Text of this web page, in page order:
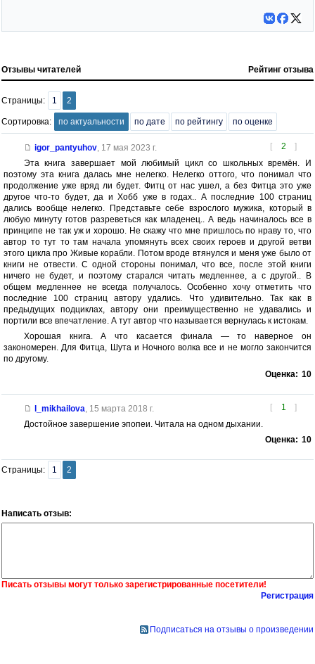
Отзывы читателей Рейтинг отзыва
Страницы: 1 2
Сортировка: по актуальности по дате по рейтингу по оценке
[ 2 ]
igor_pantyuhov, 17 мая 2023 г.
Эта книга завершает мой любимый цикл со школьных времён. И
поэтому эта книга далась мне нелегко. Нелегко оттого, что понимал что
продолжение уже вряд ли будет. Фитц от нас ушел, а без Фитца это уже
другое что-то будет, да и Хобб уже в годах.. А последние 100 страниц
дались вообще нелегко. Представьте себе взрослого мужика, который в
любую минуту готов разреветься как младенец.. А ведь начиналось все в
принципе не так уж и хорошо. Не скажу что мне пришлось по нраву то, что
автор то тут то там начала упомянуть всех своих героев и другой ветви
этого цикла про Живые корабли. Потом вроде втянулся и меня уже было от
книги не отвести. С одной стороны понимал, что все, после этой книги
ничего не будет, и поэтому старался читать медленнее, а с другой.. В
общем медленнее не всегда получалось. Особенно хочу отметить что
последние 100 страниц автору удались. Что удивительно. Так как в
предыдущих подциклах, автору они преимущественно не удавались и
портили все впечатление. А тут автор что называется вернулась к истокам.
Хорошая книга. А что касается финала — то наверное он
закономерен. Для Фитца, Шута и Ночного волка все и не могло закончится
по другому.
Оценка: 10
[ 1 ]
l_mikhailova 15 марта 2018 г.
Достойное завершение эпопеи. Читала на одном дыхании.
Оценка: 10
Страницы: 1 2
Написать отзыв:
Писать отзывы могут только зарегистрированные посетители!
Регистрация
Подписаться на отзывы о произведении